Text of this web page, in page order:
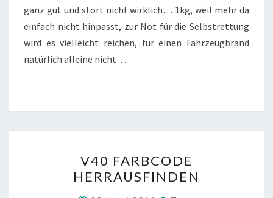
ganz gut und stört nicht wirklich… 1kg, weil mehr da
einfach nicht hinpasst, zur Not für die Selbstrettung
wird es vielleicht reichen, für einen Fahrzeugbrand
natürlich alleine nicht…
FARBCODE
HERRAUSFINDEN
V40 FARBCODE
HERRAUSFINDEN